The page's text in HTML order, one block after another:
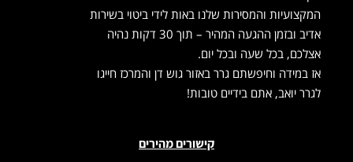
המקצועיות והמסירות שלנו באות לידי ביטוי בשירות
אדיב ובזמן ההגעה המהיר – תוך 30 דקות נהיה
אצלכם, בכל שעה ובכל יום.
אז במידה וחיפשתם גרר באזור גוש דן והמרכז חייגו
לגרר יואב, אתם בידיים טובות!
קישורים מהירים